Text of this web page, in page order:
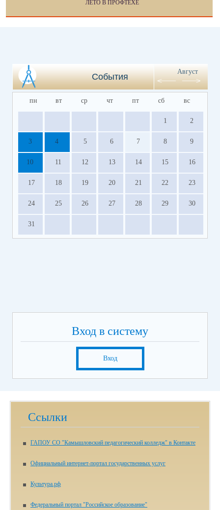
ЛЕТО В ПРОФТЕХЕ
События
Август
пн вт ср чт пт сб вс
1 2
3 4 5 6 7 8 9
10 11 12 13 14 15 16
17 18 19 20 21 22 23
24 25 26 27 28 29 30
31
Вход в систему
Вход
Ссылки
ГАПОУ СО "Камышловский педагогический колледж" в Контакте
Официальный интернет-портал государственных услуг
Культура.рф
Федеральный портал "Российское образование"